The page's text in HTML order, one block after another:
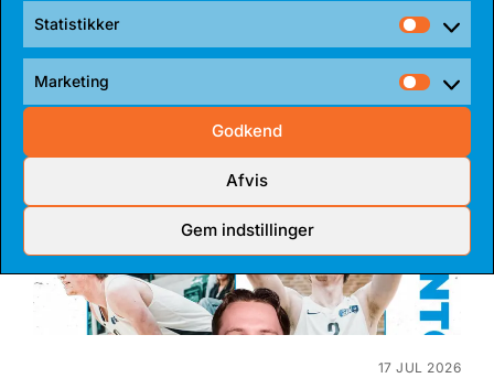
Statistikker
Marketing
Godkend
Afvis
Gem indstillinger
Den 185 cm høje amerikanske guard, Myles Corey,
har indgået en 1-årig aftale med...
17 JUL 2026